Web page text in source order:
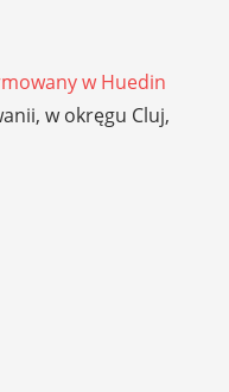
w Huedin
w okręgu Cluj,